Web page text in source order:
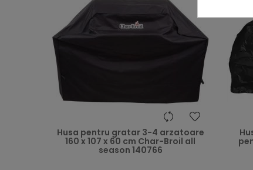
heart
Husa pentru gratar 3-4 arzatoare
160 x 107 x 60 cm Char-Broil all
season 140766